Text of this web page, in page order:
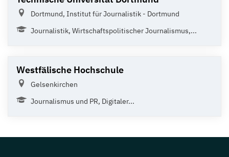
Dortmund, Institut für Journalistik - Dortmund
Journalistik, Wirtschaftspolitischer Journalismus,...
Westfälische Hochschule
Gelsenkirchen
Journalismus und PR, Digitaler...